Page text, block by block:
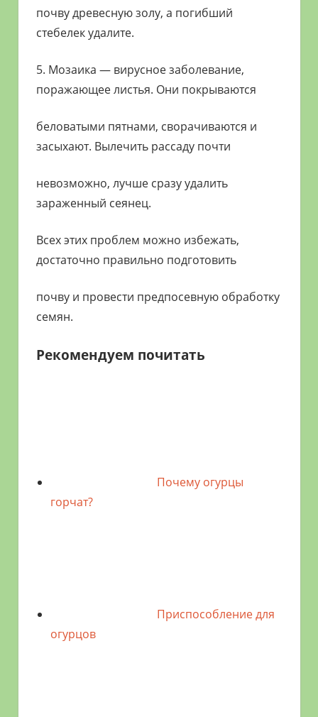
почву древесную золу, а погибший
стебелек удалите.
5. Мозаика — вирусное заболевание,
поражающее листья. Они покрываются
беловатыми пятнами, сворачиваются и
засыхают. Вылечить рассаду почти
невозможно, лучше сразу удалить
зараженный сеянец.
Всех этих проблем можно избежать,
достаточно правильно подготовить
почву и провести предпосевную обработку
семян.
Рекомендуем почитать
Почему огурцы
горчат?
Приспособление для
огурцов